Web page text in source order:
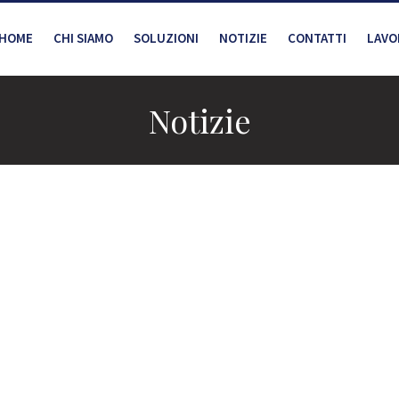
HOME CHI SIAMO SOLUZIONI NOTIZIE CONTATTI
Notizie